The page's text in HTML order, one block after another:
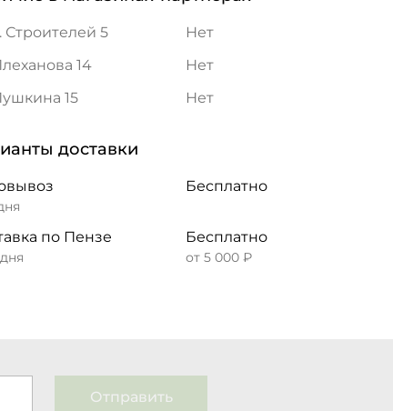
Строителей 5
Нет
14
Нет
15
Нет
доставки
Бесплатно
по Пензе Бесплатно
от 5 000 ₽
Отправить